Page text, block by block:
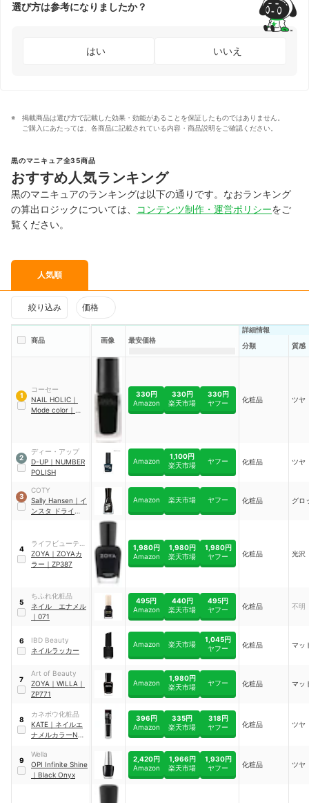
選び方は参考になりましたか？
はい いいえ
掲載商品は選び方で記載した効果・効能があることを保証したものではありません。
ご購入にあたっては、各商品に記載されている内容・商品説明をご確認ください。
黒のマニキュア全35商品
おすすめ人気ランキング
黒のマニキュアのランキングは以下の通りです。なおランキング
の算出ロジックについては、
コンテンツ制作・運営ポリシーをご
覧ください。
人気順
絞り込み 価格
商品 画像 最安価格
詳細情報
分類
質感
1
コーセー
NAIL HOLIC ｜
Mode color ｜
330円
Amazon
330円
楽天市場
330円
ヤフー
化粧品 ツヤ
2
ディー・アップ
D-UP ｜ NUMBER
POLISH
Amazon
1,100円
楽天市場
ヤフー 化粧品 ツヤ
3
COTY
Sally Hansen ｜ イ
ンスタ ドライ
Amazon 楽天市場 ヤフー 化粧品 グロ
4
ライフビューティ
ープロダクツ
ZOYA ｜ ZOYAカ
ラー ｜ ZP387
1,980円
Amazon
1,980円
楽天市場
1,980円
ヤフー
化粧品 光沢
5
ちふれ化粧品
ネイル エナメル
｜ 071
495円
Amazon
440円
楽天市場
495円
ヤフー
化粧品 不明
6
IBD Beauty
ネイルラッカー
Amazon 楽天市場
1,045円
ヤフー
化粧品 マッ
7
Art of Beauty
ZOYA ｜ WILLA ｜
ZP771
Amazon
1,980円
楽天市場
ヤフー 化粧品 マッ
8
カネボウ化粧品
KATE ｜ ネイルエ
ナメルカラーN
396円
Amazon
335円
楽天市場
318円
ヤフー
化粧品 ツヤ
9
Wella
OPI Infinite Shine
｜ Black Onyx
2,420円
Amazon
1,966円
楽天市場
1,930円
ヤフー
化粧品 ツヤ